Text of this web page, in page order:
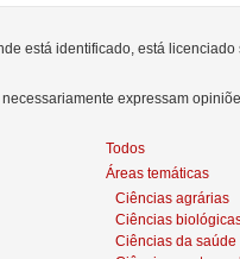
está identificado, está licenciado
expressam
Todos
Áreas temáticas
Ciências agrárias
Ciências
Ciências da saúde